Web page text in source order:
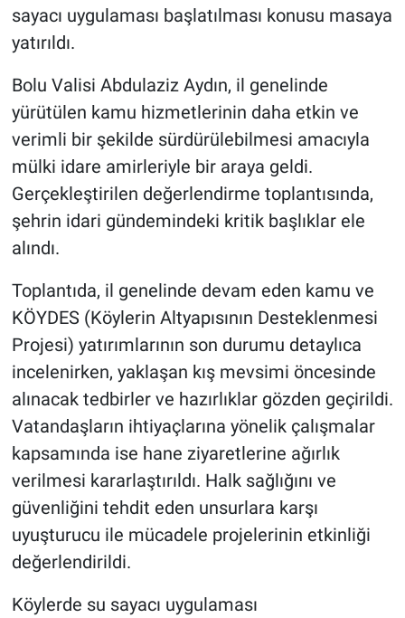
sayacı uygulaması başlatılması konusu masaya
yatırıldı.
Bolu Valisi Abdulaziz Aydın, il genelinde
yürütülen kamu hizmetlerinin daha etkin ve
verimli bir şekilde sürdürülebilmesi amacıyla
mülki idare amirleriyle bir araya geldi.
Gerçekleştirilen değerlendirme toplantısında,
şehrin idari gündemindeki kritik başlıklar ele
alındı.
Toplantıda, il genelinde devam eden kamu ve
KÖYDES (Köylerin Altyapısının Desteklenmesi
Projesi) yatırımlarının son durumu detaylıca
incelenirken, yaklaşan kış mevsimi öncesinde
alınacak tedbirler ve hazırlıklar gözden geçirildi.
Vatandaşların ihtiyaçlarına yönelik çalışmalar
kapsamında ise hane ziyaretlerine ağırlık
verilmesi kararlaştırıldı. Halk sağlığını ve
güvenliğini tehdit eden unsurlara karşı
uyuşturucu ile mücadele projelerinin etkinliği
değerlendirildi.
Köylerde su sayacı uygulaması